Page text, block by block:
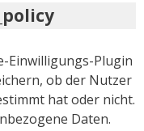
Einwilligungs-Plugin
ob der Nutzer
hat oder nicht.
Daten.